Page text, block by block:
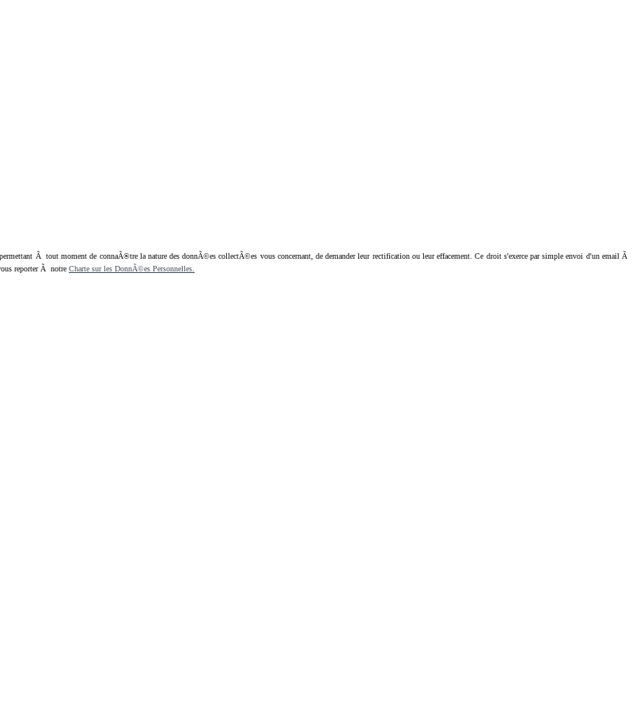
Ã tout moment de connaÃ®tre la nature des donnÃ©es collectÃ©es vous concernant, de demander leur rectification ou leur effacement. Ce droit s'exerce par simple envoi d'un email Ã
reporter Ã notre Charte sur les DonnÃ©es Personnelles.